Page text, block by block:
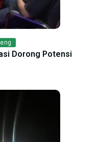
Dorong Potensi